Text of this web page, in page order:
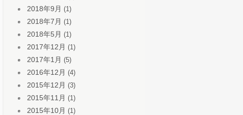
2018年9月 (1)
2018年7月 (1)
2018年5月 (1)
2017年12月 (1)
2017年1月 (5)
2016年12月 (4)
2015年12月 (3)
2015年11月 (1)
2015年10月 (1)